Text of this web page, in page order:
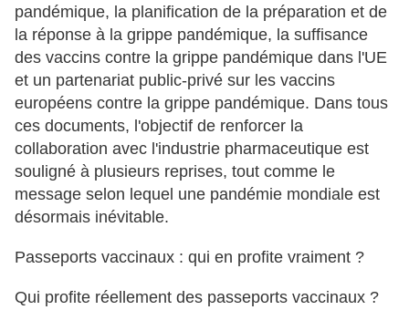
pandémique, la planification de la préparation et de
la réponse à la grippe pandémique, la suffisance
des vaccins contre la grippe pandémique dans l'UE
et un partenariat public-privé sur les vaccins
européens contre la grippe pandémique. Dans tous
ces documents, l'objectif de renforcer la
collaboration avec l'industrie pharmaceutique est
souligné à plusieurs reprises, tout comme le
message selon lequel une pandémie mondiale est
désormais inévitable.
Passeports vaccinaux : qui en profite vraiment ?
Qui profite réellement des passeports vaccinaux ?